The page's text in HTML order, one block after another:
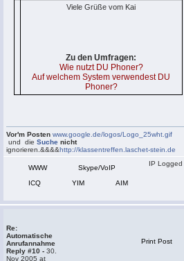
Viele Grüße vom Kai
Zu den Umfragen:
Wie nutzt DU Phoner?
Auf welchem System verwendest DU
Phoner?
Vor'm Posten www.google.de/logos/Logo_25wht.gif
und die Suche nicht
ignorieren.&&&&http://klassentreffen.laschet-stein.de
WWW
Skype/VoIP
ICQ
YIM AIM
IP Logged
Re:
Automatische
Anrufannahme
Reply #10 - 30.
Nov 2005 at
Print Post